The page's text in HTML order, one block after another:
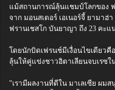
แม้สถานการณ์ลุ้นแชมป์โลกของ ฟ
จาก มอนสเตอร์ เอเนอร์จี้ ยามาฮ่
ฟรานเชสโก บันยาญา ถึง 23 คะ
โดยนักบิดเฟรนช์มีเงื่อนไขเดียวคื
ลุ้นให้คู่แข่งชาวอิตาเลียนจบเรซใ
"เรามีผลงานที่ดีใน มาเลเซีย ผม